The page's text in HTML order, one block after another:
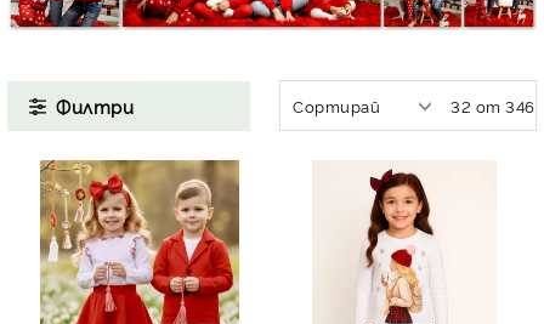
-50%Филтри